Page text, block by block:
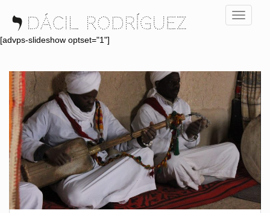
p
[advps-slideshow optset="1"]